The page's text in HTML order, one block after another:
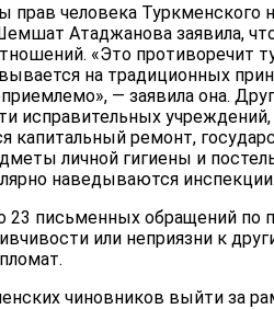
человека Туркменского
Атаджанова заявила,
«Это противоречит
на традиционных
— заявила она.
исправительных учреждений,
капитальный ремонт,
личной гигиены и
наведываются инспекции.
23 письменных обращений по
или неприязни к
чиновников выйти за